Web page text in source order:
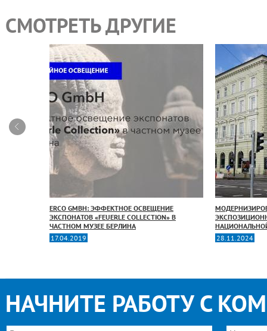
СМОТРЕТЬ ДРУГИЕ
ERCO GMBH: ЭФФЕКТНОЕ ОСВЕЩЕНИЕ
ЭКСПОНАТОВ «FEUERLE COLLECTION» В
ЧАСТНОМ МУЗЕЕ БЕРЛИНА
17.04.2019
28.11.2024
НАЧНИТЕ РАБОТУ С